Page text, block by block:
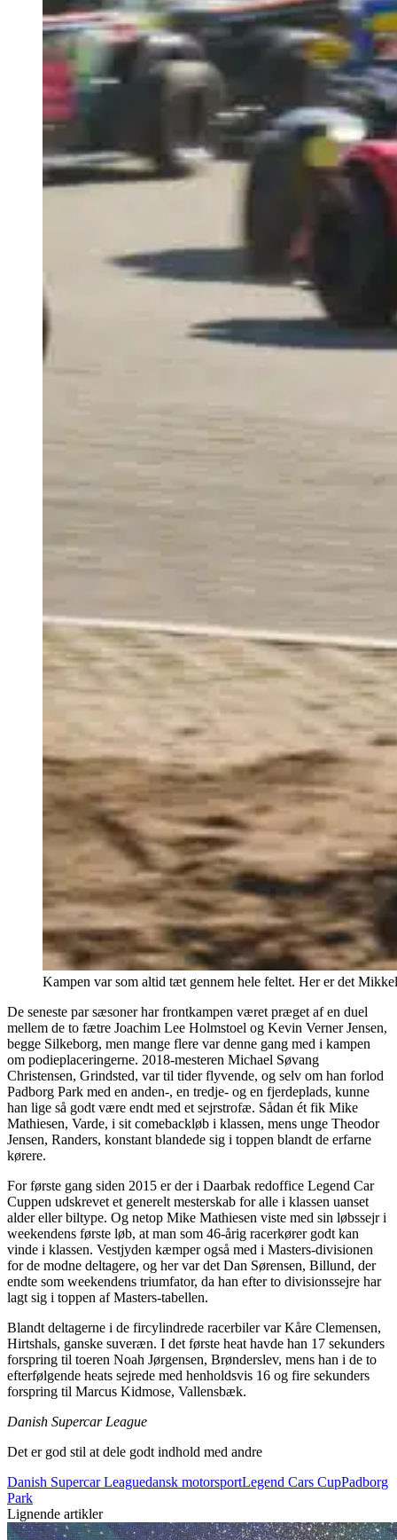
Kampen var som altid tæt gennem hele feltet. Her er det
De seneste par sæsoner har frontkampen været præget af en duel
mellem de to fætre Joachim Lee Holmstoel og Kevin Verner Jensen,
begge Silkeborg, men mange flere var denne gang med i kampen
om podieplaceringerne. 2018-mesteren Michael Søvang
Christensen, Grindsted, var til tider flyvende, og selv om han forlod
Padborg Park med en anden-, en tredje- og en fjerdeplads, kunne
han lige så godt være endt med et sejrstrofæ. Sådan ét fik Mike
Mathiesen, Varde, i sit comebackløb i klassen, mens unge Theodor
Jensen, Randers, konstant blandede sig i toppen blandt de erfarne
kørere.
For første gang siden 2015 er der i Daarbak redoffice Legend Car
Cuppen udskrevet et generelt mesterskab for alle i klassen uanset
alder eller biltype. Og netop Mike Mathiesen viste med sin løbssejr i
weekendens første løb, at man som 46-årig racerkører godt kan
vinde i klassen. Vestjyden kæmper også med i Masters-divisionen
for de modne deltagere, og her var det Dan Sørensen, Billund, der
endte som weekendens triumfator, da han efter to divisionssejre har
lagt sig i toppen af Masters-tabellen.
Blandt deltagerne i de fircylindrede racerbiler var Kåre Clemensen,
Hirtshals, ganske suveræn. I det første heat havde han 17 sekunders
forspring til toeren Noah Jørgensen, Brønderslev, mens han i de to
efterfølgende heats sejrede med henholdsvis 16 og fire sekunders
forspring til Marcus Kidmose, Vallensbæk.
Danish Supercar League
Det er god stil at dele godt indhold med andre
Danish Supercar Leaguedansk motorsportLegend Cars CupPadborg
Park
Lignende artikler